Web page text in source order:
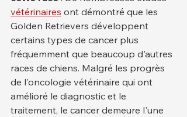
vétérinaires ont démontré que les
Golden Retrievers développent
certains types de cancer plus
fréquemment que beaucoup d'autres
races de chiens. Malgré les progrès
de l'oncologie vétérinaire qui ont
amélioré le diagnostic et le
traitement, le cancer demeure l'une